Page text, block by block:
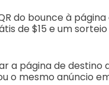
do bounce à
de $15 e um
a página de
o mesmo anúncio